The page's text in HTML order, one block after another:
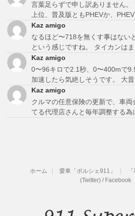
言葉足らずで申し訳ありません
上位、普及版ともPHEVか、
Kaz amigo
なるほど〜718を無くす事はない
という感じですね。 タイカンは
Kaz amigo
0〜96キロで2.1秒、0〜400mで
加速したら気絶しそうです。 大
Kaz amigo
クルマの任意保険の更新で、車
てる代理店さんと毎年調整する為
ホーム 愛車「ポルシェ911」
(Twitter) / Facebook